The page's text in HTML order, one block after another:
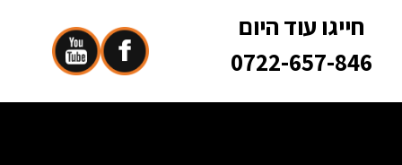
חייגו עוד היום
0722-657-846